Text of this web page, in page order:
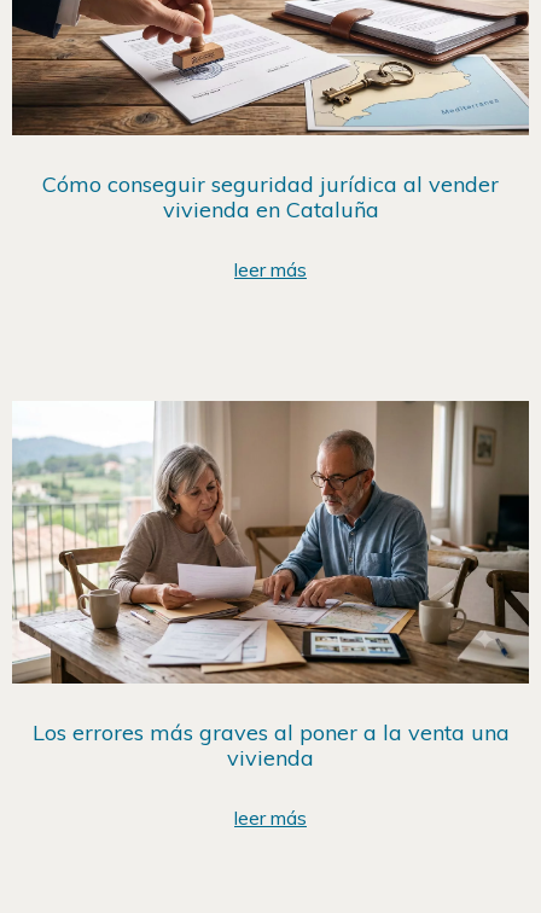
Cómo conseguir seguridad jurídica al vender
vivienda en Cataluña
leer más
Los errores más graves al poner a la venta una
vivienda
leer más